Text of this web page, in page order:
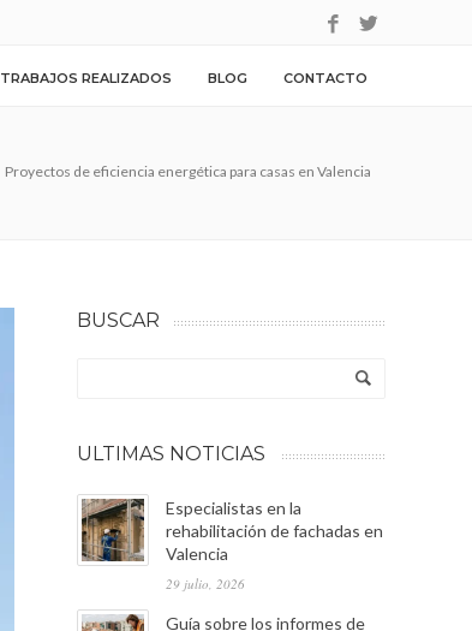
TRABAJOS REALIZADOS BLOG CONTACTO
Proyectos de eficiencia energética para casas en Valencia
BUSCAR
ULTIMAS NOTICIAS
Especialistas en la
rehabilitación de fachadas en
Valencia
29 julio, 2026
Guía sobre los informes de